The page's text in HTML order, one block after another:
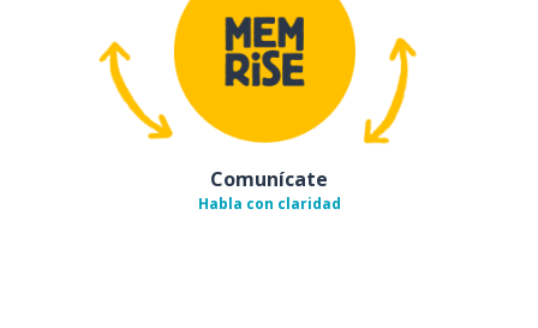
Comunícate
Habla con claridad